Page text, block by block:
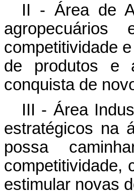
II - Área de
agropecuários
competitividade
de produtos e
conquista de
III - Área
estratégicos na
possa
competitividade,
estimular novas